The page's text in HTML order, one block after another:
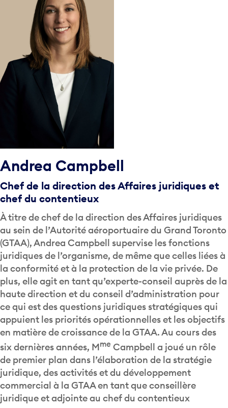
Andrea Campbell
Chef de la direction des Affaires juridiques et
chef du contentieux
À titre de chef de la direction des Affaires juridiques
au sein de l’Autorité aéroportuaire du Grand Toronto
(GTAA), Andrea Campbell supervise les fonctions
juridiques de l’organisme, de même que celles liées à
la conformité et à la protection de la vie privée. De
plus, elle agit en tant qu’experte-conseil auprès de la
haute direction et du conseil d’administration pour
ce qui est des questions juridiques stratégiques qui
appuient les priorités opérationnelles et les objectifs
en matière de croissance de la GTAA. Au cours des
six dernières années, Mme Campbell a joué un rôle
de premier plan dans l’élaboration de la stratégie
juridique, des activités et du développement
commercial à la GTAA en tant que conseillère
juridique et adjointe au chef du contentieux